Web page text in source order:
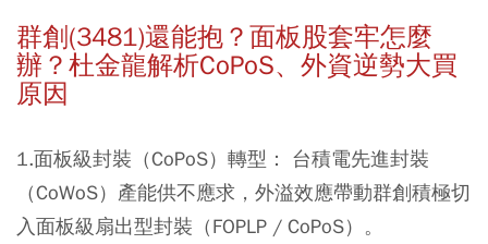
群創(3481)還能抱？面板股套牢怎麼
辦？杜金龍解析CoPoS、外資逆勢大買
原因
1.面板級封裝（CoPoS）轉型： 台積電先進封裝
（CoWoS）產能供不應求，外溢效應帶動群創積極切
入面板級扇出型封裝（FOPLP / CoPoS）。